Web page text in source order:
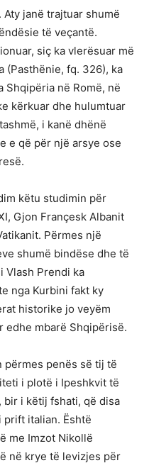
janë trajtuar shumë
të veçantë.
siç ka vlerësuar më
(Pasthënie, fq. 326), ka
Shqipëria në Romë, në
kërkuar dhe hulumtuar
i kanë dhënë
e që për një arsye ose
këtu studimin për
Gjon Françesk Albanit
Përmes një
shumë bindëse dhe të
Vlash Prendi ka
nga Kurbini fakt ky
historike jo veyëm
edhe mbarë Shqipërisë.
përmes penës së tij të
i plotë i Ipeshkvit të
bir i këtij fshati, që disa
italian. Është
me Imzot Nikollë
në krye të levizjes për